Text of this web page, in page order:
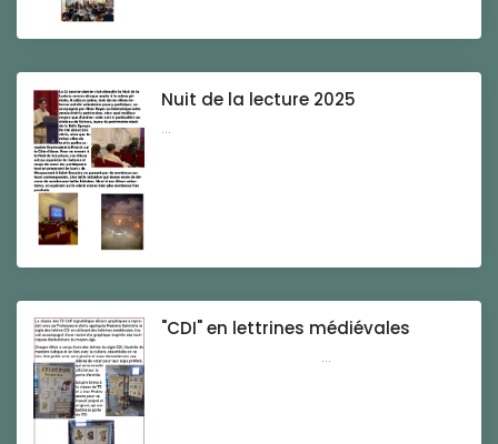
Nuit de la lecture 2025
...
"CDI" en lettrines médiévales
...